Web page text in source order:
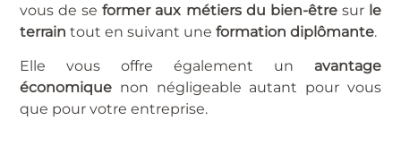
vous de seformer aux métiers du bien-êtresur le
terrain tout en suivant uneformation diplômante.
Elle vous offre également un avantage
économique non négligeable autant pour vous
que pour votre entreprise.